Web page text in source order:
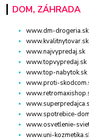
DOM, ZÁHRADA
www.dm-drogeria.sk
www.kvalitnytovar.sk
www.najvypredaj.sk
www.topvypredaj.sk
www.top-nabytok.sk
www.proti-
www.spotrebice-
www.osvetlenie-
www.uni-